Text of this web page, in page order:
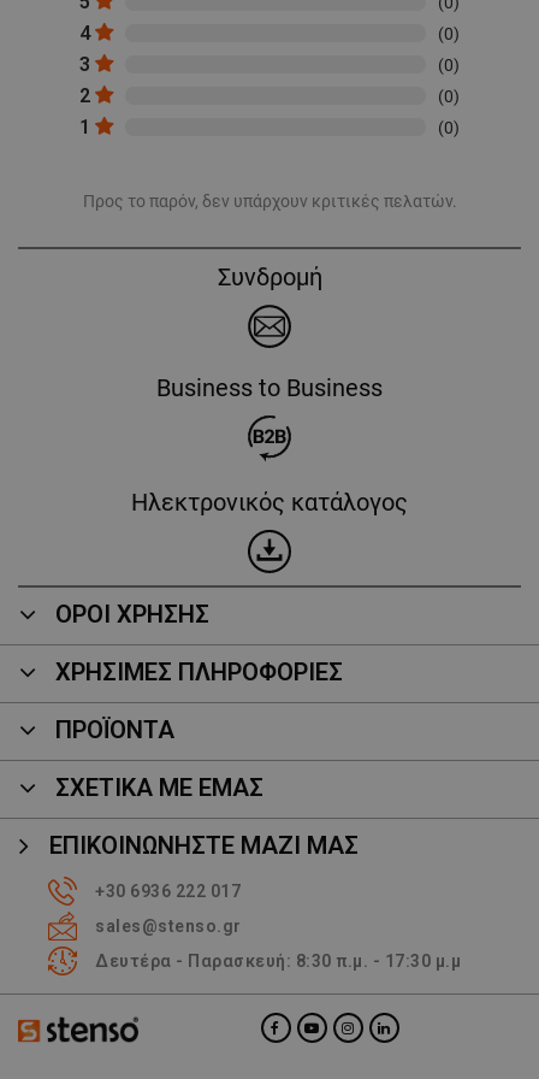
4 (0)
3 (0)
2 (0)
1 (0)
Προς το παρόν, δεν υπάρχουν κριτικές πελατών.
Συνδρομή
Business to Business
Ηλεκτρονικός κατάλογος
ΟΡΟΙ ΧΡΗΣΗΣ
ΧΡΗΣΙΜΕΣ ΠΛΗΡΟΦΟΡΙΕΣ
ΠΡΟΪΌΝΤΑ
ΣΧΕΤΙΚΑ ΜΕ ΕΜΑΣ
ΕΠΙΚΟΙΝΩΝΉΣΤΕ ΜΑΖΊ ΜΑΣ
+30 6936 222 017
sales@stenso.gr
Δευτέρα - Παρασκευή: 8:30 π.μ. - 17:30 μ.μ